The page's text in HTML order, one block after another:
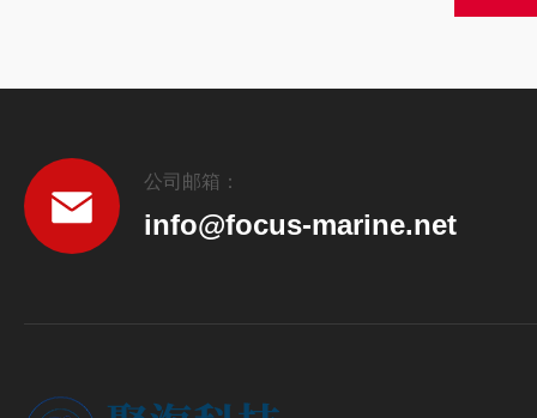
公司邮箱：
info@focus-marine.net